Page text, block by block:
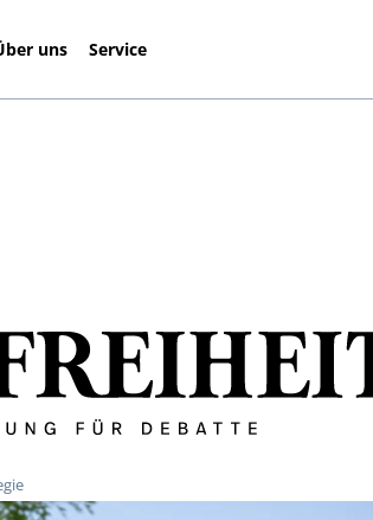
uns Service